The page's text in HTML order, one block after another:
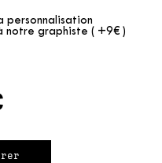
personnalisation
notre graphiste ( +9€ )